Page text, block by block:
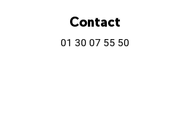
Contact
01 30 07 55 50